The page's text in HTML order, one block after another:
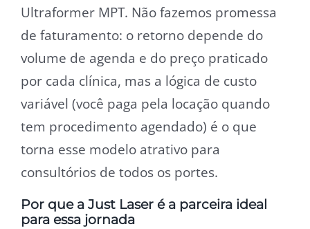
Ultraformer MPT. Não fazemos promessa
de faturamento: o retorno depende do
volume de agenda e do preço praticado
por cada clínica, mas a lógica de custo
variável (você paga pela locação quando
tem procedimento agendado) é o que
torna esse modelo atrativo para
consultórios de todos os portes.
Por que a Just Laser é a parceira ideal
para essa jornada